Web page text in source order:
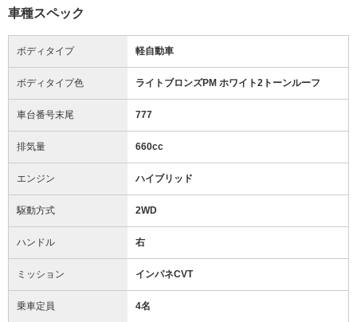
車種スペック
ボディタイプ 軽自動車
ボディタイプ色 ライトブロンズPM ホワイト2トーンルーフ
車台番号末尾 777
排気量 660cc
エンジン ハイブリッド
駆動方式 2WD
ハンドル 右
ミッション インパネCVT
乗車定員 4名